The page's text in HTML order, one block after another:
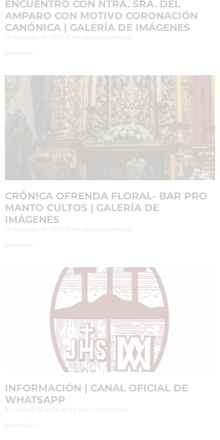
ENCUENTRO CON NTRA. SRA. DEL
AMPARO CON MOTIVO CORONACIÓN
CANÓNICA | GALERÍA DE IMÁGENES
Leer más »
CRÓNICA OFRENDA FLORAL- BAR PRO
MANTO CULTOS | GALERÍA DE
IMÁGENES
Leer más »
INFORMACIÓN | CANAL OFICIAL DE
WHATSAPP
Leer más »